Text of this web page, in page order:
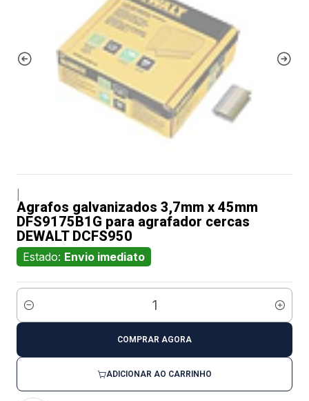
Agrafos galvanizados 3,7mm x 45mm
DFS9175B1G para agrafador cercas
DEWALT DCFS950
Estado: Envio imediato
Quantidade
ADICIONAR AO CARRINHO
COMPRAR AGORA